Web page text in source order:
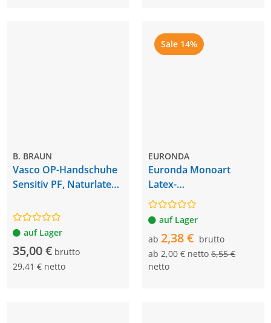
B. BRAUN
Vasco OP-Handschuhe
Sensitiv PF, Naturlatex,
auf Lager
35,00 € brutto
29,41 € netto
Sale 14%
EURONDA
Euronda Monoart
Latex-
Einmalhandschuhe
auf Lager
ab 2,38 € brutto
ab 2,00 € netto 6,55 €
netto